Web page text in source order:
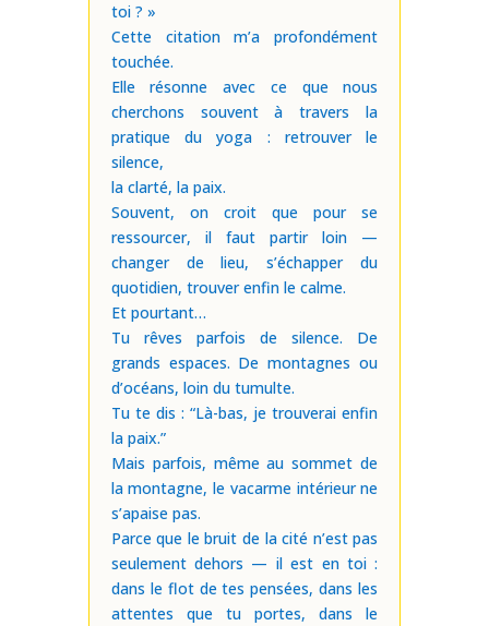
toi ? »
Cette citation m’a profondément
touchée.
Elle résonne avec ce que nous
cherchons souvent à travers la
pratique du yoga : retrouver le
silence,
la clarté, la paix.
Souvent, on croit que pour se
ressourcer, il faut partir loin —
changer de lieu, s’échapper du
quotidien, trouver enfin le calme.
Et pourtant…
Tu rêves parfois de silence. De
grands espaces. De montagnes ou
d’océans, loin du tumulte.
Tu te dis : “Là-bas, je trouverai enfin
la paix.”
Mais parfois, même au sommet de
la montagne, le vacarme intérieur ne
s’apaise pas.
Parce que le bruit de la cité n’est pas
seulement dehors — il est en toi :
dans le flot de tes pensées, dans les
attentes que tu portes, dans le